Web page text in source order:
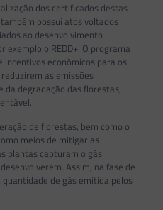
dos certificados destas
possui atos voltados
ao desenvolvimento
exemplo o REDD+. O programa
econômicos para os
as emissões
degradação das florestas,
de florestas, bem como o
meios de mitigar as
plantas capturam o gás
Assim, na fase de
de gás emitida pelos